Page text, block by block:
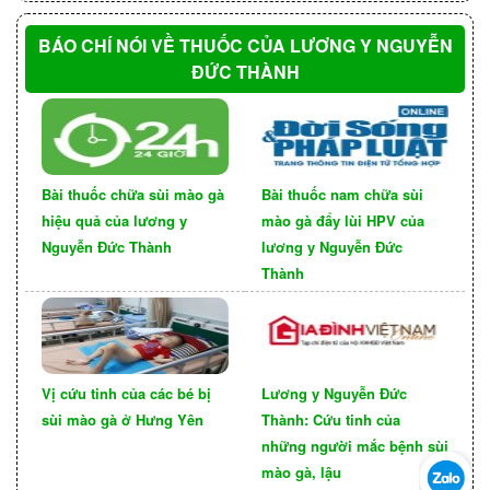
soát triệu chứng, và loại bỏ nguyên nhân gây
viêm lộ tuyến tử cung nếu có.
Các phương pháp chữa bệnh
viêm lộ tuyến tử cung hiệu
BÁO CHÍ NÓI VỀ THUỐC CỦA LƯƠNG Y NGUYỄN
ĐỨC THÀNH
Bài thuốc chữa sùi mào gà
hiệu quả của lương y
Nguyễn Đức Thành
Bài thuốc nam chữa sùi
mào gà đẩy lùi HPV của
lương y Nguyễn Đức
Thành
Vị cứu tinh của các bé bị
sùi mào gà ở Hưng Yên
Lương y Nguyễn Đức
Thành: Cứu tinh của
những người mắc bệnh sùi
mào gà, lậu